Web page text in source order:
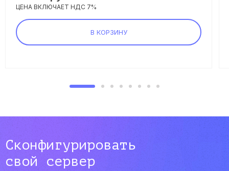
ЦЕНА ВКЛЮЧАЕТ НДС 7%
В КОРЗИНУ
Сконфигурировать
свой сервер